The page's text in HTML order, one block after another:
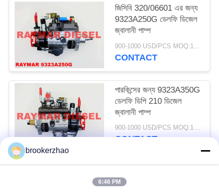
9320A536G PERKINS
264H এর জন্য
জিসিবি 320/06601 এর জন্য
9323A250G ডেলফি ডিজেল
জ্বালানী পাম্প
900-1000 USD/PCS MOQ:1PCS
CONTACT
পারকিন্সের জন্য 9323A350G
ডেলফি ডিপি 210 ডিজেল
জ্বালানী পাম্প
900-1000 USD/PCS MOQ:1PCS
CONTACT
brookerzhao
6:46 PM